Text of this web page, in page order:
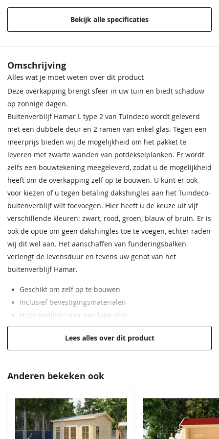
68,50
Bentheimergeel
68,50
Zomergeel
68,50
Staphorstergroen
68,50
Donkergroen
68,50
Grachtengroen
68,50
68,50
Donkereiken
68,50
Noten
68,50
Ecogroen
68,50
Kleur nog niet bekend.
Deze wordt tijdig voor
levering doorgegeven.
68,50
Impregneervloeistof
zwart, 2,5L
37,95
Impregneervloeistof Red
Class Wood, 2,5L
Impregneervloeistof
honing, 2,5L
37,95
68,50
Bentheimergeel
68,50
Zomergeel
68,50
Frescogeel
68,50
Bronsgroen
68,50
Donkergroen
68,50
Materiaal Onbehandeld lariks Douglas hout
Houtsoort
Modelserie Tuindeco Hamar
Afmeting (LxB)
Nokhoogte 348 cm
Garantie
Op dit product ontvangt u 5 jaar
garantie
Onbehandeld, geschaafd, gedroogd
douglas
Daktype Zadeldak
Daktype filter
Breedte
Hoogte 348 cm
8715815641943
Bekijk alle specificaties
Omschrijving
Alles wat je moet weten over dit product
Deze overkapping brengt sfeer in uw tuin en biedt schaduw
op zonnige dagen.
Buitenverblijf Hamar L type 2 van Tuindeco wordt geleverd
met een dubbele deur en 2 ramen van enkel glas. Tegen een
meerprijs bieden wij de mogelijkheid om het pakket te
leveren met zwarte wanden van potdekselplanken. Er wordt
zelfs een bouwtekening meegeleverd, zodat u de mogelijkheid
heeft om de overkapping zelf op te bouwen. U kunt er ook
voor kiezen of u tegen betaling dakshingles aan het Tuindeco-
buitenverblijf wilt toevoegen. Hier heeft u de keuze uit vijf
verschillende kleuren: zwart, rood, groen, blauw of bruin. Er is
ook de optie om geen dakshingles toe te voegen, echter raden
wij dit wel aan. Het aanschaffen van funderingsbalken
verlengt de levensduur en tevens uw genot van het
buitenverblijf Hamar.
Geschikt om zelf op te bouwen
Inclusief bevestigingsmaterialen
Hoge kwaliteit voor een lage prijs
Dubbele deur voor toegankelijkheid
Wandbalken van Lariks/Douglas hout
Lees alles over dit product
Anderen bekeken ook